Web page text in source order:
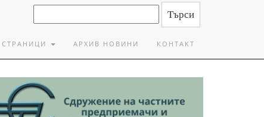
СТРАНИЦИ АРХИВ НОВИНИ КОНТАКТ